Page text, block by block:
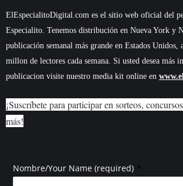
ElEspecialitoDigital.com es el sitio web oficial del
Especialito. Tenemos distribución en Nueva York y
publicación semanal más grande en Estados Unidos,
millon de lectores cada semana. Si usted desea más
publicacion visite nuestro media kit online en
¡Suscríbete para participar en sorteos,
más!
Nombre/Your Name (required) *